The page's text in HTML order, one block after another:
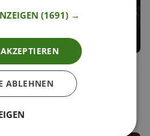
55
Liken
Speichern
Radicchio-Orangen Salat mit
Happy Plates
(1691) →
ABLEHNEN